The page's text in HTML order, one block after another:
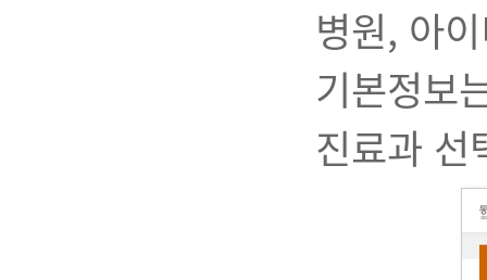
병원, 아
기본정보
진료과 선